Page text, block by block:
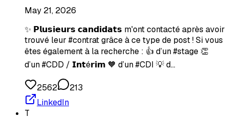
May 21, 2026
✨ 𝗣𝗹𝘂𝘀𝗶𝗲𝘂𝗿𝘀 𝗰𝗮𝗻𝗱𝗶𝗱𝗮𝘁𝘀 m'ont contacté après avoir
trouvé leur #contrat grâce à ce type de post ! Si vous
êtes également à la recherche : 👍 d’un #stage 👏
d’un #CDD / 𝗜𝗻𝘁é𝗿𝗶𝗺 🧡 d’un #CDI 💡 d…
2562
213
LinkedIn
T